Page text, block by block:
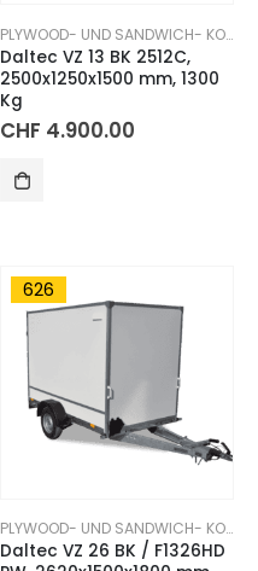
PLYWOOD- UND SANDWICH- KOFFERANHÄNGER
Daltec VZ 13 BK 2512C,
2500x1250x1500 mm, 1300
Kg
CHF 4.900.00
626
PLYWOOD- UND SANDWICH- KOFFERANHÄNGER
Daltec VZ 26 BK / F1326HD